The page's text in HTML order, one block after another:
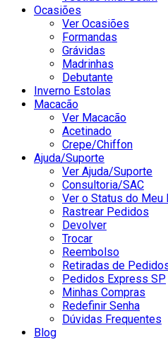
Ocasiões
Ver Ocasiões
Formandas
Grávidas
Madrinhas
Debutante
Inverno Estolas
Macacão
Ver Macacão
Acetinado
Crepe/Chiffon
Ajuda/Suporte
Ver Ajuda/Suporte
Consultoria/SAC
Ver o Status do Meu
Rastrear Pedidos
Devolver
Trocar
Reembolso
Retiradas de
Pedidos Express SP
Minhas Compras
Redefinir Senha
Dúvidas Frequentes
Blog